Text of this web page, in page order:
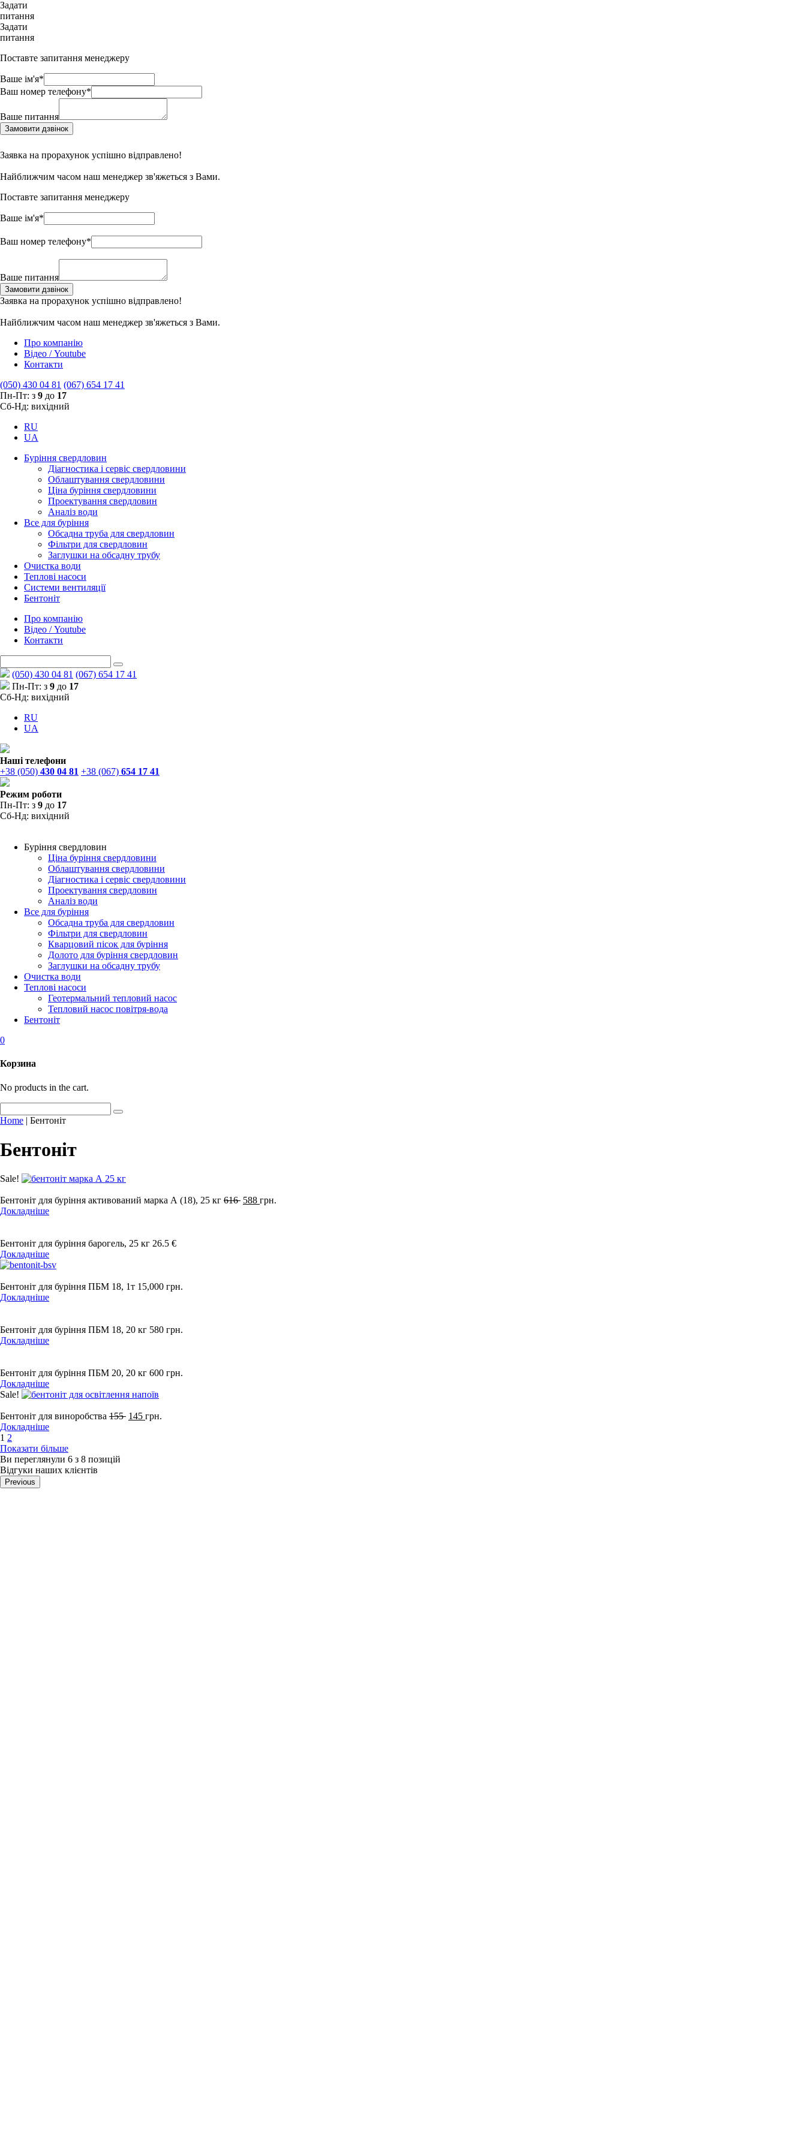
Задати
питання
Задати
питання
Поставте запитання менеджеру
Ваше ім'я*
Ваш номер телефону*
Ваше питання
Замовити дзвінок
Заявка на прорахунок успішно відправлено!
Найближчим часом наш менеджер зв'яжеться з Вами.
Поставте запитання менеджеру
Ваше ім'я*
Ваш номер телефону*
Ваше питання
Замовити дзвінок
Заявка на прорахунок успішно відправлено!
Найближчим часом наш менеджер зв'яжеться з Вами.
Про компанію
Відео / Youtube
Контакти
(050) 430 04 81 (067) 654 17 41
Пн-Пт: з 9 до 17
Сб-Нд: вихідний
RU
UA
Буріння свердловин
Діагностика і сервіс свердловини
Облаштування свердловини
Ціна буріння свердловини
Проектування свердловин
Аналіз води
Все для буріння
Обсадна труба для свердловин
Фільтри для свердловин
Заглушки на обсадну трубу
Очистка води
Теплові насоси
Системи вентиляції
Бентоніт
Про компанію
Відео / Youtube
Контакти
(050) 430 04 81 (067) 654 17 41
Пн-Пт: з 9 до 17
Сб-Нд: вихідний
RU
UA
Наші телефони
+38 (050) 430 04 81 +38 (067) 654 17 41
Режим роботи
Пн-Пт: з 9 до 17
Сб-Нд: вихідний
Буріння свердловин
Ціна буріння свердловини
Облаштування свердловини
Діагностика і сервіс свердловини
Проектування свердловин
Аналіз води
Все для буріння
Обсадна труба для свердловин
Фільтри для свердловин
Кварцовий пісок для буріння
Долото для буріння свердловин
Заглушки на обсадну трубу
Очистка води
Теплові насоси
Геотермальний тепловий насос
Тепловий насос повітря-вода
Бентоніт
0
Корзина
No products in the cart.
Home | Бентоніт
Бентоніт
Sale!
Бентоніт для буріння активований марка А (18), 25 кг 616 588 грн.
Докладніше
Бентоніт для буріння барогель, 25 кг 26.5 ‎€
Докладніше
Бентоніт для буріння ПБМ 18, 1т 15,000 грн.
Докладніше
Бентоніт для буріння ПБМ 18, 20 кг 580 грн.
Докладніше
Бентоніт для буріння ПБМ 20, 20 кг 600 грн.
Докладніше
Sale!
Бентоніт для виноробства 155 145 грн.
Докладніше
1 2
Показати більше
Ви переглянули 6 з 8 позицій
Відгуки наших клієнтів
Previous